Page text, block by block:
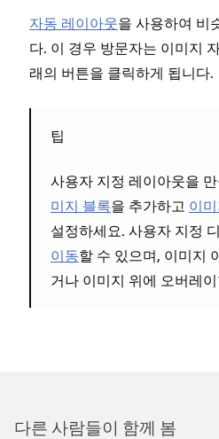
자동 레이아웃을 사용하여 비
다. 이 경우 방문자는 이미지
래의 버튼을 클릭하게 됩니다.
팁
사용자 지정 레이아웃을
미지 블록을 추가하고 이
설정하세요. 사용자 지정
이동할 수 있으며, 이미지
거나 이미지 위에 오버레
다른 사람들이 함께 봄